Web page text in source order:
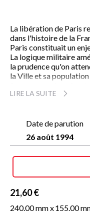
La libération de Paris
dans l'histoire de la
Paris constituait un
La logique militaire
la prudence qu'on
la Ville et sa
été confrontés.
De Maurice
au colonel Rol-
des témoignages et
polonais, russes, qui,
combattants de la
Leclerc de
moments
LIRE LA SUITE
Date de parution
26 août 1994
21,60 €
240.00 mm x155.00